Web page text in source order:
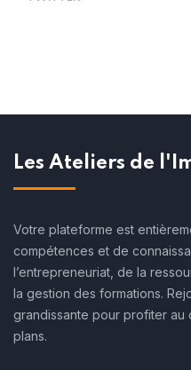
Les Ateliers de
Votre plateforme est
compétences et de
l’entrepreneuriat, de la
la gestion des formations.
grandissante pour profiter
plans.